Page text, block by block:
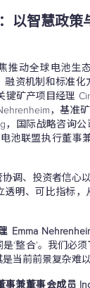
以智慧政策
推动全球电池生
融资机制和标准
键矿产项目经理
，基准
，国际战略咨询
池联盟执行董事
调、投资者信心
透明、可比指标
Emma
‘整合’。我们必
当前前景复杂难